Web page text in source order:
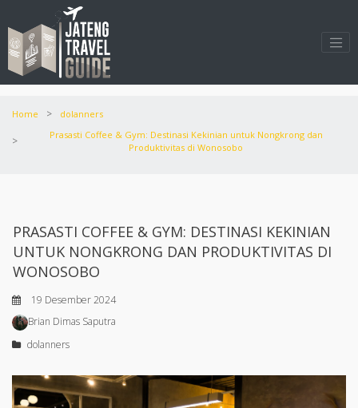
Home > dolanners
>
Prasasti Coffee & Gym: Destinasi Kekinian untuk Nongkrong dan
Produktivitas di Wonosobo
PRASASTI COFFEE & GYM: DESTINASI KEKINIAN
UNTUK NONGKRONG DAN PRODUKTIVITAS DI
WONOSOBO
19 Desember 2024
Brian Dimas Saputra
dolanners